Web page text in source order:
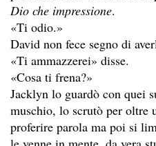
Dio che impressione.
«Ti odio.»
David non fece segno di
«Ti ammazzerei» disse.
«Cosa ti frena?»
Jacklyn lo guardò con quei
muschio, lo scrutò per oltre
proferire parola ma poi si